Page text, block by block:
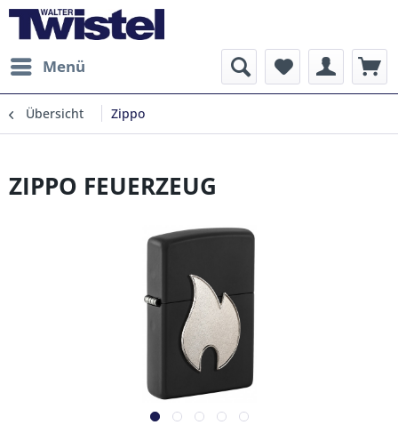
Menü
Übersicht Zippo
ZIPPO FEUERZEUG